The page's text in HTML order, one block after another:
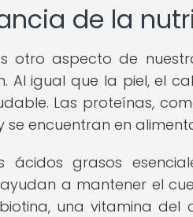
de la
otro aspecto de
Al igual que la piel, el
Las proteínas,
se encuentran en
ácidos grasos
a mantener el
una vitamina